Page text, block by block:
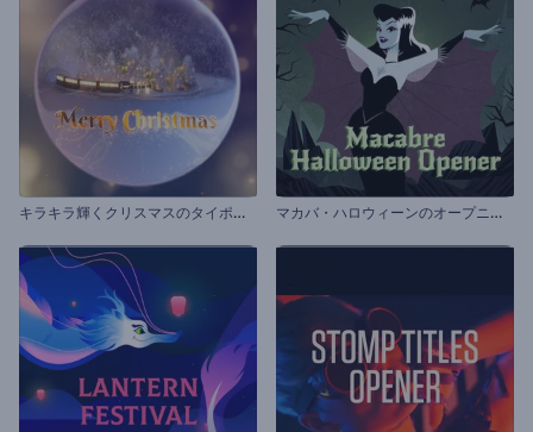
キ
ラキラ輝くクリスマスのタイポグラフィ マ
カバ・ハロウィーンのオープニング動画